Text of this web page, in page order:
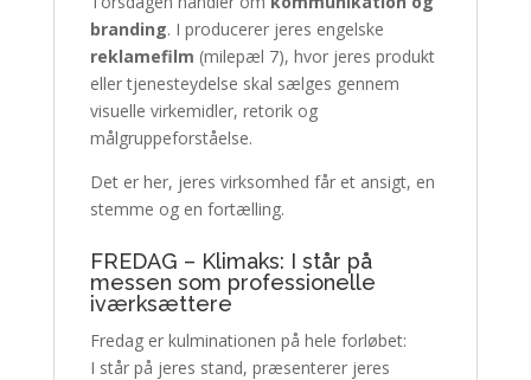
branding. I producerer jeres engelske
reklamefilm (milepæl 7), hvor jeres produkt
eller tjenesteydelse skal sælges gennem
visuelle virkemidler, retorik og
målgruppeforståelse.
Det er her, jeres virksomhed får et ansigt, en
stemme og en fortælling.
FREDAG – Klimaks: I står på
messen som professionelle
iværksættere
Fredag er kulminationen på hele forløbet:
I står på jeres stand, præsenterer jeres